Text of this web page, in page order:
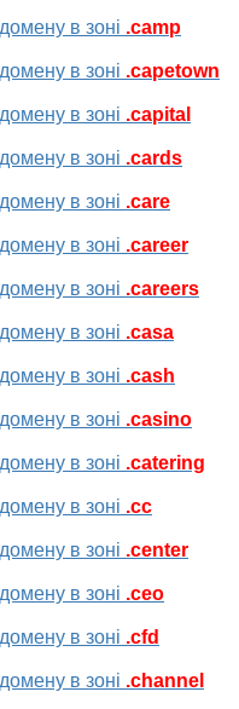
в зоні .camp
в зоні .capetown
в зоні .capital
в зоні .cards
в зоні .care
в зоні .career
в зоні .careers
в зоні .casa
в зоні .cash
в зоні .casino
в зоні .catering
в зоні .cc
в зоні .center
в зоні .ceo
в зоні .cfd
в зоні .channel